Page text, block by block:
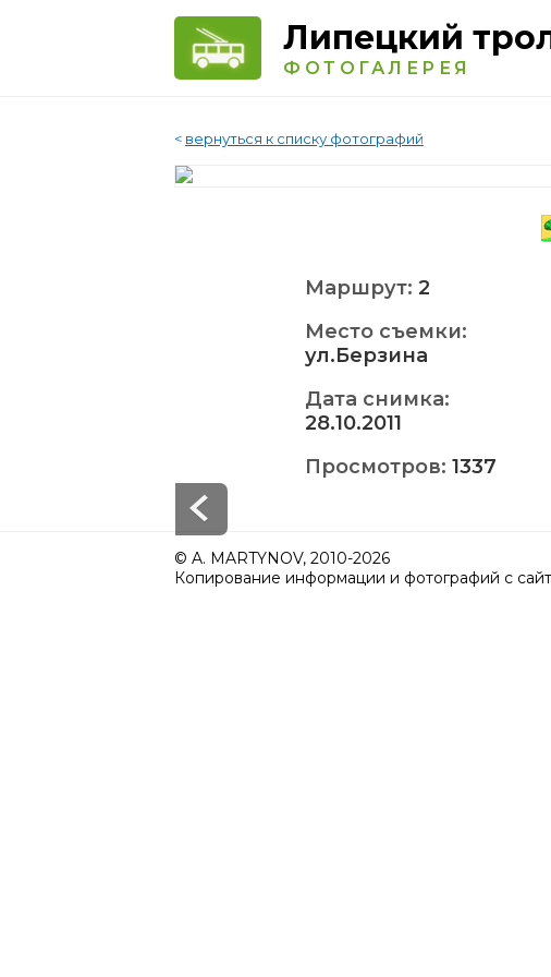
Липецкий
ФОТОГАЛЕРЕЯ
< вернуться к списку фотографий
Маршрут: 2
Место съемки:
ул.Берзина
Дата снимка:
28.10.2011
Просмотров: 1337
© A. MARTYNOV, 2010-2026
Копирование информации и фотографий с